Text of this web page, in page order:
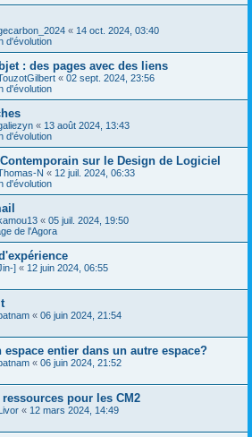
« 14 oct. 2024, 03:40
d'évolution
: des pages avec des liens
« 02 sept. 2024, 23:56
d'évolution
« 13 août 2024, 13:43
d'évolution
sur le Design de Logiciel
N « 12 juil. 2024, 06:33
d'évolution
« 05 juil. 2024, 19:50
de l'Agora
] « 12 juin 2024, 06:55
« 06 juin 2024, 21:54
espace entier dans un autre espace?
« 06 juin 2024, 21:52
pour les CM2
« 12 mars 2024, 14:49